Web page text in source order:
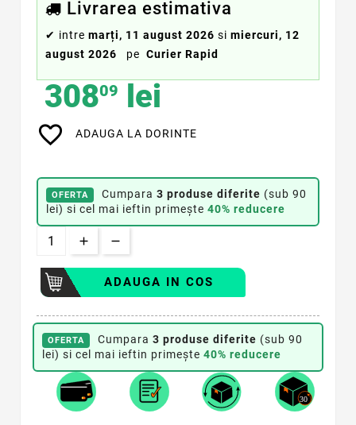
Livrarea estimativa
✔ intre marți, 11 august 2026 si miercuri, 12
august 2026
pe Curier Rapid
30809 lei
favorite_border ADAUGA LA DORINTE
OFERTA Cumpara 3 produse diferite (sub 90
lei) si cel mai ieftin primește 40% reducere
ADAUGA IN COS
OFERTA Cumpara 3 produse diferite (sub 90
lei) si cel mai ieftin primește 40% reducere